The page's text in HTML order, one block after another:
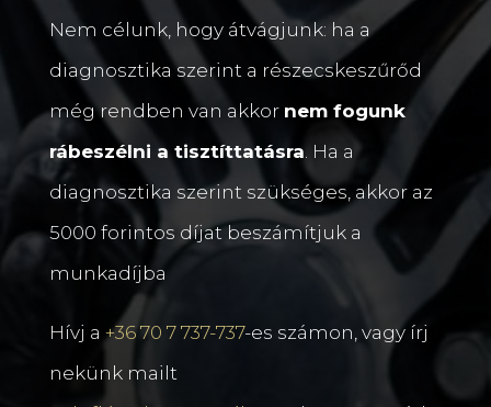
Nem célunk, hogy átvágjunk: ha a
diagnosztika szerint a részecskeszűrőd
még rendben van akkor nem fogunk
rábeszélni a tisztíttatásra. Ha a
diagnosztika szerint szükséges, akkor az
5000 forintos díjat beszámítjuk a
munkadíjba
Hívj a +36 70 7 737-737-es számon, vagy írj
nekünk mailt